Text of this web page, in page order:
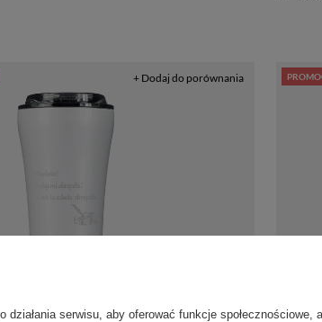
+ Dodaj do porównania
działania serwisu, aby oferować funkcje społecznościowe,